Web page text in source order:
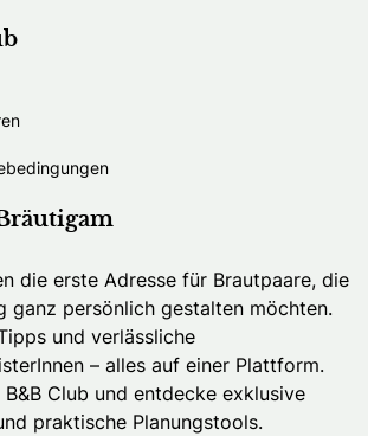
die erste Adresse für Brautpaare, die
ganz persönlich gestalten möchten.
und verlässliche
– alles auf einer Plattform.
Club und entdecke exklusive
praktische Planungstools.